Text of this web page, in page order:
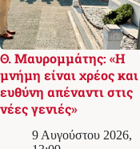
Θ. Μαυρομμάτης: «Η
μνήμη είναι χρέος και
ευθύνη απέναντι στις
νέες γενιές»
9 Αυγούστου 2026,